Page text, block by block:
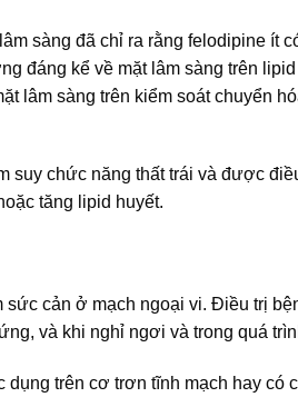
sàng đã chỉ ra rằng felodipine ít
đáng kể về mặt lâm sàng trên
lâm sàng trên kiểm soát chuyển
suy chức năng thất trái và được
tăng lipid huyết.
cản ở mạch ngoại vi. Điều trị
và khi nghỉ ngơi và trong quá
trên cơ trơn tĩnh mạch hay có